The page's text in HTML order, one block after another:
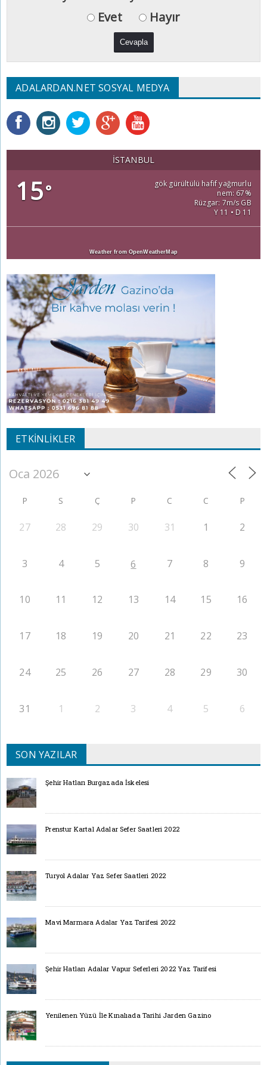
Evet Hayır
ADALARDAN.NET SOSYAL MEDYA
İSTANBUL
15°
gök gürültülü hafif yağmurlu
nem: 67%
Rüzgar: 7m/s GB
Y 11 • D 11
Weather from OpenWeatherMap
ETKINLIKLER
P S Ç P C C P
27 28 29 30 31 1 2
3 4 5 6 7 8 9
10 11 12 13 14 15 16
17 18 19 20 21 22 23
24 25 26 27 28 29 30
31 1 2 3 4 5 6
SON YAZILAR
Şehir Hatları Burgazada İskelesi
Prenstur Kartal Adalar Sefer Saatleri 2022
Turyol Adalar Yaz Sefer Saatleri 2022
Mavi Marmara Adalar Yaz Tarifesi 2022
Şehir Hatları Adalar Vapur Seferleri 2022 Yaz Tarifesi
Yenilenen Yüzü İle Kınalıada Tarihi Jarden Gazino